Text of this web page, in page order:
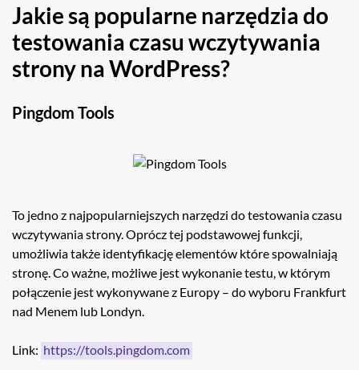
Jakie są popularne narzędzia do
testowania czasu wczytywania
strony na WordPress?
Pingdom Tools
To jedno z najpopularniejszych narzędzi do testowania czasu
wczytywania strony. Oprócz tej podstawowej funkcji,
umożliwia także identyfikację elementów które spowalniają
stronę. Co ważne, możliwe jest wykonanie testu, w którym
połączenie jest wykonywane z Europy – do wyboru Frankfurt
nad Menem lub Londyn.
Link: https://tools.pingdom.com